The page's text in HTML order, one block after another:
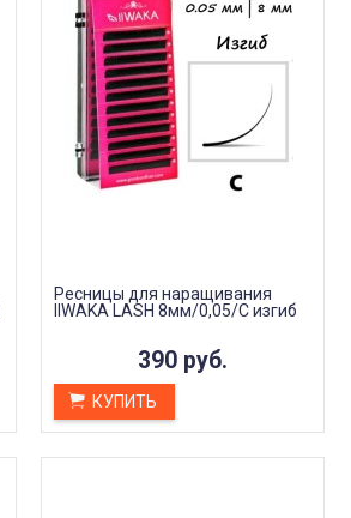
Ресницы для наращивания
IIWAKA LASH 8мм/0,05/C изгиб
390 руб.
КУПИТЬ